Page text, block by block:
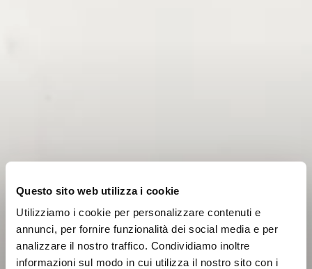
Questo sito web utilizza i cookie
Utilizziamo i cookie per personalizzare contenuti e
annunci, per fornire funzionalità dei social media e per
analizzare il nostro traffico. Condividiamo inoltre
informazioni sul modo in cui utilizza il nostro sito con i